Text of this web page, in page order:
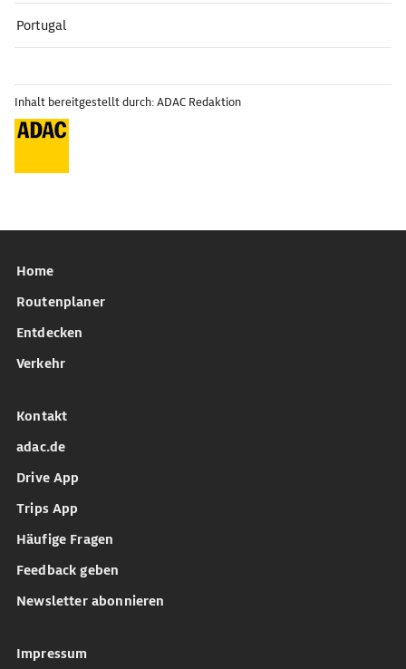
Portugal
Inhalt bereitgestellt durch: ADAC Redaktion
Home
Routenplaner
Entdecken
Verkehr
Kontakt
adac.de
Drive App
Trips App
Häufige Fragen
Feedback geben
Newsletter abonnieren
Impressum